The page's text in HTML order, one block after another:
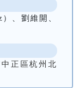
、劉維開、
正區杭州北